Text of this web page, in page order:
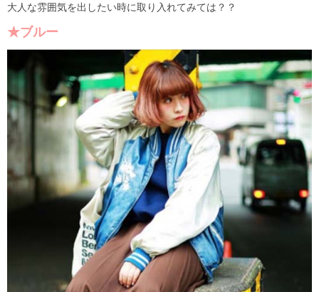
大人な雰囲気を出したい時に取り入れてみては？？
★ブルー